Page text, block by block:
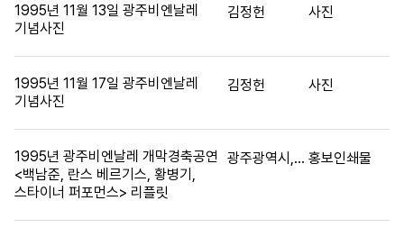
1995년 11월 13일 광주비엔날레
기념사진
김정헌 사진
1995년 11월 17일 광주비엔날레
기념사진
김정헌 사진
1995년 광주비엔날레 개막경축공연
<백남준, 란스 베르기스, 황병기,
스타이너 퍼포먼스> 리플릿
광주광역시,광주매일 홍보인쇄물